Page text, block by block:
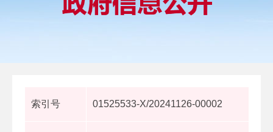
索引号 01525533-X/20241126-00002